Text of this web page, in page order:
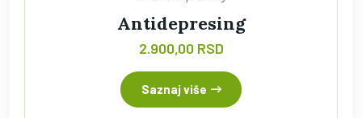
Antidepresing
2.900,00 RSD
Saznaj više